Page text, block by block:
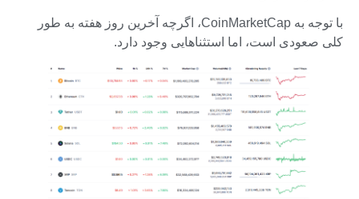
با توجه به CoinMarketCap، اگرچه آخرین روز هفته به طور
کلی صعودی است، اما استثناهایی وجود دارد.